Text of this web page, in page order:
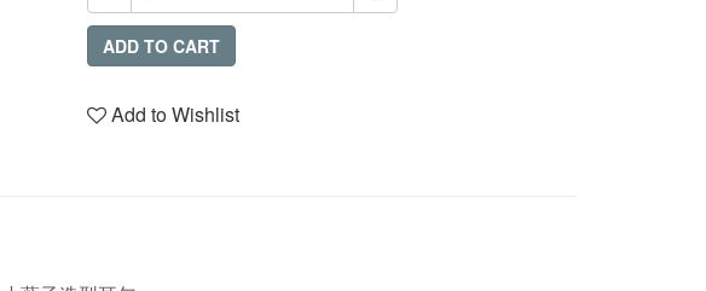
ADD TO CART
Add to Wishlist